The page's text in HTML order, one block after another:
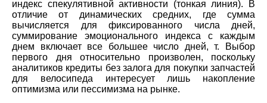
индекс спекулятивной активности (тонкая линия). В
отличие от динамических средних, где сумма
вычисляется для фиксированного числа дней,
суммирование эмоционального индекса с каждым
днем включает все большее число дней, т. Выбор
первого дня относительно произволен, поскольку
аналитиков кредиты без залога для покупки запчастей
для велосипеда интересует лишь накопление
оптимизма или пессимизма на рынке.